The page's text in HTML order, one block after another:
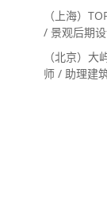
（上海）
/ 景观后期
（北京）
师 / 助理建